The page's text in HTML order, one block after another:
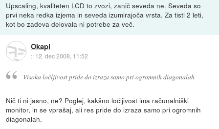
Upscaling, kvaliteten LCD to zvozi, zanič seveda ne. Seveda so
prvi neka redka izjema in seveda izumirajoča vrsta. Za tisti 2 leti,
kot bo zadeva delovala ni potrebe za več.
Okapi
:: 12. dec 2008, 11:52
Visoka ločljivost pride do izraza samo pri ogromnih diagonalah
Nič ti ni jasno, ne? Poglej, kakšno ločljivost ima računalniški
monitor, in se vprašaj, ali res pride do izraza samo pri ogromnih
diagonalah.